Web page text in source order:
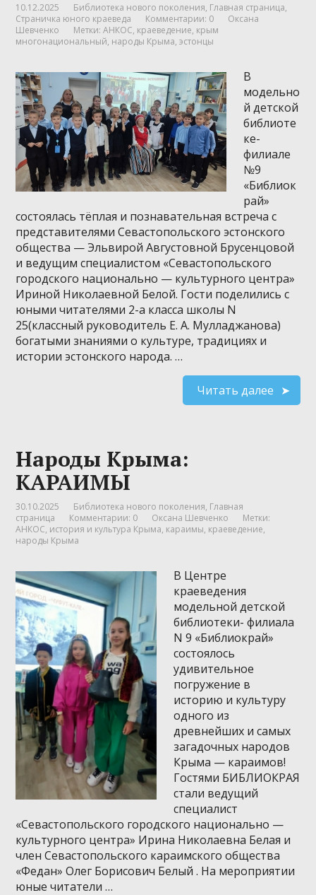
10.12.2025 Библиотека нового поколения, Главная страница,
Страничка юного краеведа
Комментарии: 0
Оксана
Шевченко
Метки:АНКОС, краеведение, крым
многонациональный, народы Крыма,эстонцы
В
модельно
й детской
библиоте
ке-
филиале
№9
«Библиок
рай»
состоялась тёплая и познавательная встреча с
представителями Севастопольского эстонского
общества — Эльвирой Августовной Брусенцовой
и ведущим специалистом «Севастопольского
городского национально — культурного центра»
Ириной Николаевной Белой. Гости поделились с
юными читателями 2-а класса школы N
25(классный руководитель Е. А. Мулладжанова)
богатыми знаниями о культуре, традициях и
истории эстонского народа. …
Читать далее
Народы Крыма:
КАРАИМЫ
30.10.2025 Библиотека нового поколения, Главная
страница
Комментарии: 0 Оксана Шевченко
Метки:
АНКОС, история и культура Крыма, караимы, краеведение,
народы Крыма
В Центре
краеведения
модельной детской
библиотеки- филиала
N 9 «Библиокрай»
состоялось
удивительное
погружение в
историю и культуру
одного из
древнейших и самых
загадочных народов
Крыма — караимов!
Гостями БИБЛИОКРАЯ
стали ведущий
специалист
«Севастопольского городского национально —
культурного центра» Ирина Николаевна Белая и
член Севастопольского караимского общества
«Федан» Олег Борисович Белый . На мероприятии
юные читатели …